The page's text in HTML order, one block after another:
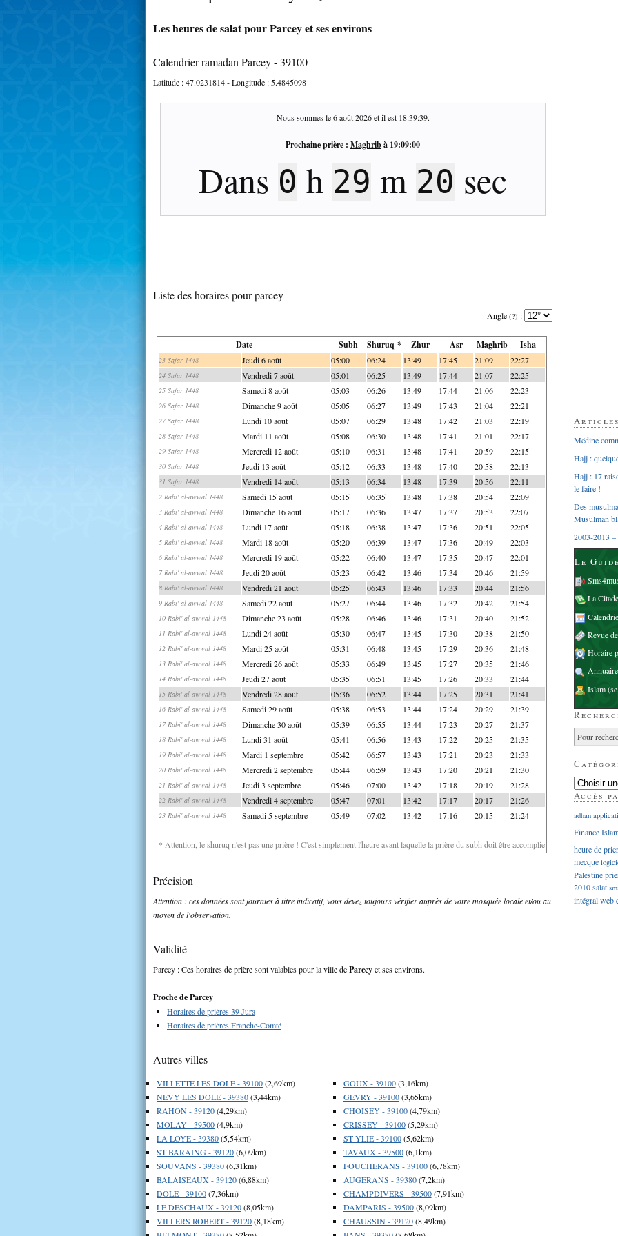
Les heures de salat pour Parcey et ses environs
Calendrier ramadan Parcey - 39100
Latitude :47.0231814- Longitude : 5.4845098
Nous sommes le6 août 2026et il est 18:39:40.
Prochaine prière : Maghribà 19:09:00
Dans 0 h 29 m 19 sec
Liste des horaires pour parcey
Angle (?) :
Date Subh Shuruq * Zhur Asr Maghrib Isha
23 Safar 1448 Jeudi 6 août 05:00 06:24 13:49 17:45 21:09 22:27
24 Safar 1448 Vendredi 7 août 05:01 06:25 13:49 17:44 21:07 22:25
25 Safar 1448 Samedi 8 août 05:03 06:26 13:49 17:44 21:06 22:23
26 Safar 1448 Dimanche 9 août 05:05 06:27 13:49 17:43 21:04 22:21
27 Safar 1448 Lundi 10 août 05:07 06:29 13:48 17:42 21:03 22:19
28 Safar 1448 Mardi 11 août 05:08 06:30 13:48 17:41 21:01 22:17
29 Safar 1448 Mercredi 12 août 05:10 06:31 13:48 17:41 20:59 22:15
30 Safar 1448 Jeudi 13 août 05:12 06:33 13:48 17:40 20:58 22:13
31 Safar 1448 Vendredi 14 août 05:13 06:34 13:48 17:39 20:56 22:11
2 Rabi' al-awwal 1448 Samedi 15 août 05:15 06:35 13:48 17:38 20:54 22:09
3 Rabi' al-awwal 1448 Dimanche 16 août 05:17 06:36 13:47 17:37 20:53 22:07
4 Rabi' al-awwal 1448 Lundi 17 août 05:18 06:38 13:47 17:36 20:51 22:05
5 Rabi' al-awwal 1448 Mardi 18 août 05:20 06:39 13:47 17:36 20:49 22:03
6 Rabi' al-awwal 1448 Mercredi 19 août 05:22 06:40 13:47 17:35 20:47 22:01
7 Rabi' al-awwal 1448 Jeudi 20 août 05:23 06:42 13:46 17:34 20:46 21:59
8 Rabi' al-awwal 1448 Vendredi 21 août 05:25 06:43 13:46 17:33 20:44 21:56
9 Rabi' al-awwal 1448 Samedi 22 août 05:27 06:44 13:46 17:32 20:42 21:54
10 Rabi' al-awwal 1448 Dimanche 23 août 05:28 06:46 13:46 17:31 20:40 21:52
11 Rabi' al-awwal 1448 Lundi 24 août 05:30 06:47 13:45 17:30 20:38 21:50
12 Rabi' al-awwal 1448 Mardi 25 août 05:31 06:48 13:45 17:29 20:36 21:48
13 Rabi' al-awwal 1448 Mercredi 26 août 05:33 06:49 13:45 17:27 20:35 21:46
14 Rabi' al-awwal 1448 Jeudi 27 août 05:35 06:51 13:45 17:26 20:33 21:44
15 Rabi' al-awwal 1448 Vendredi 28 août 05:36 06:52 13:44 17:25 20:31 21:41
16 Rabi' al-awwal 1448 Samedi 29 août 05:38 06:53 13:44 17:24 20:29 21:39
17 Rabi' al-awwal 1448 Dimanche 30 août 05:39 06:55 13:44 17:23 20:27 21:37
18 Rabi' al-awwal 1448 Lundi 31 août 05:41 06:56 13:43 17:22 20:25 21:35
19 Rabi' al-awwal 1448 Mardi 1 septembre 05:42 06:57 13:43 17:21 20:23 21:33
20 Rabi' al-awwal 1448 Mercredi 2 septembre 05:44 06:59 13:43 17:20 20:21 21:30
21 Rabi' al-awwal 1448 Jeudi 3 septembre 05:46 07:00 13:42 17:18 20:19 21:28
22 Rabi' al-awwal 1448 Vendredi 4 septembre 05:47 07:01 13:42 17:17 20:17 21:26
23 Rabi' al-awwal 1448 Samedi 5 septembre 05:49 07:02 13:42 17:16 20:15 21:24
* Attention, le shuruq n'est pas une prière ! C'est simplement l'heure avant laquelle la prière du subh doit être accomplie
Précision
Attention : ces données sont fournies à titre indicatif, vous devez toujours vérifier auprès de votre mosquée locale et/ou au
moyen de l'observation.
Validité
Parcey : Ces horaires de prière sont valables pour la ville deParceyet ses environs.
Proche de Parcey
Horaires de prières 39 Jura
Horaires de prières Franche-Comté
Autres villes
VILLETTE LES DOLE - 39100(2,69km)
NEVY LES DOLE - 39380(3,44km)
RAHON - 39120(4,29km)
MOLAY - 39500(4,9km)
LA LOYE - 39380(5,54km)
ST BARAING - 39120(6,09km)
SOUVANS - 39380(6,31km)
BALAISEAUX - 39120(6,88km)
DOLE - 39100(7,36km)
LE DESCHAUX - 39120(8,05km)
VILLERS ROBERT - 39120(8,18km)
GOUX - 39100(3,16km)
GEVRY - 39100(3,65km)
CHOISEY - 39100(4,79km)
CRISSEY - 39100(5,29km)
ST YLIE - 39100(5,62km)
TAVAUX - 39500(6,1km)
FOUCHERANS - 39100(6,78km)
AUGERANS - 39380(7,2km)
CHAMPDIVERS - 39500(7,91km)
DAMPARIS - 39500(8,09km)
CHAUSSIN - 39120(8,49km)
Médine
Hajj :
Hajj : 17
le faire !
Des
Musulman
2003-2013 –
Le
La
Revue
Horaire
Islam
Accès
adhan
Finance
heure de
mecque
Palestine
2010salat
intégralweb